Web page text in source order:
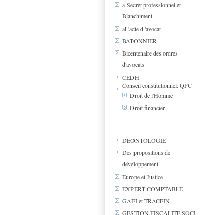
a-Secret professionnel et
Blanchiment
aL'acte d 'avocat
BATONNIER
Bicentenaire des ordres
d'avocats
CEDH
Conseil constitutionnel: QPC
Droit de l'Homme
Droit financier
DEONTOLOGIE
Des propositions de
développement
Europe et Justice
EXPERT COMPTABLE
GAFI et TRACFIN
GESTION,FISCALITE,SOCIAL